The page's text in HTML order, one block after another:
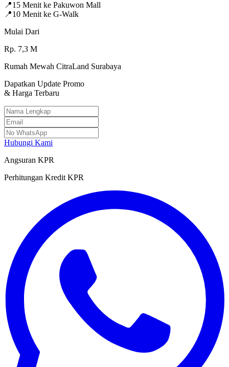
📍15 Menit ke Pakuwon Mall
📍10 Menit ke G-Walk
Mulai Dari
Rp. 7,3 M
Rumah Mewah CitraLand Surabaya
Dapatkan Update Promo
& Harga Terbaru
Hubungi Kami
Angsuran KPR
Perhitungan Kredit KPR